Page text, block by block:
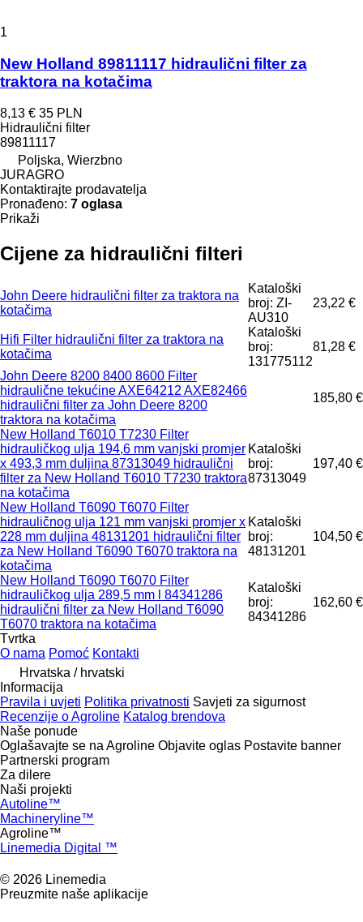
1
New Holland 89811117 hidraulični filter za
traktora na kotačima
8,13 € 35 PLN
Hidraulični filter
89811117
Poljska, Wierzbno
JURAGRO
Kontaktirajte prodavatelja
Pronađeno: 7 oglasa
Prikaži
Cijene za hidraulični filteri
John Deere hidraulični filter za traktora na
kotačima
Kataloški
broj: ZI-
AU310
23,22 €
Hifi Filter hidraulični filter za traktora na
kotačima
Kataloški
broj:
131775112
81,28 €
John Deere 8200 8400 8600 Filter
hidraulične tekućine AXE64212 AXE82466
hidraulični filter za John Deere 8200
traktora na kotačima
185,80 €
New Holland T6010 T7230 Filter
hidrauličkog ulja 194,6 mm vanjski promjer
x 493,3 mm duljina 87313049 hidraulični
filter za New Holland T6010 T7230 traktora
na kotačima
Kataloški
broj:
87313049
197,40 €
New Holland T6090 T6070 Filter
hidrauličnog ulja 121 mm vanjski promjer x
228 mm duljina 48131201 hidraulični filter
za New Holland T6090 T6070 traktora na
kotačima
Kataloški
broj:
48131201
104,50 €
New Holland T6090 T6070 Filter
hidrauličkog ulja 289,5 mm l 84341286
hidraulični filter za New Holland T6090
T6070 traktora na kotačima
Kataloški
broj:
84341286
162,60 €
Tvrtka
O nama Pomoć Kontakti
Hrvatska / hrvatski
Informacija
Pravila i uvjeti Politika privatnosti Savjeti za sigurnost
Recenzije o Agroline Katalog brendova
Naše ponude
Oglašavajte se na Agroline Objavite oglas Postavite banner
Partnerski program
Za dilere
Naši projekti
Autoline™
Machineryline™
Agroline™
Linemedia Digital ™
© 2026 Linemedia
Preuzmite naše aplikacije